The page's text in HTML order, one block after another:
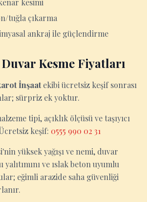
kesimi
tuğla çıkarma
ankraj ile güçlendirme
Kesme Fiyatları
İnşaatekibi ücretsiz keşif sonrası
sürpriz ek yoktur.
tipi, açıklık ölçüsü ve taşıyıcı
keşif: 0555 990 02 31
yüksek yağışı ve nemi, duvar
ve ıslak beton uyumlu
eğimli arazide saha güvenliği